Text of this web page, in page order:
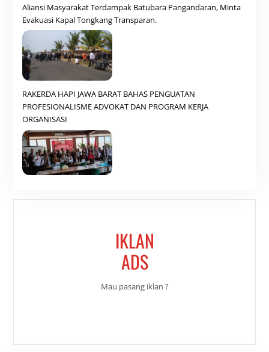
Aliansi Masyarakat Terdampak Batubara Pangandaran, Minta
Evakuasi Kapal Tongkang Transparan.
RAKERDA HAPI JAWA BARAT BAHAS PENGUATAN
PROFESIONALISME ADVOKAT DAN PROGRAM KERJA
ORGANISASI
IKLAN
ADS
Mau pasang iklan ?